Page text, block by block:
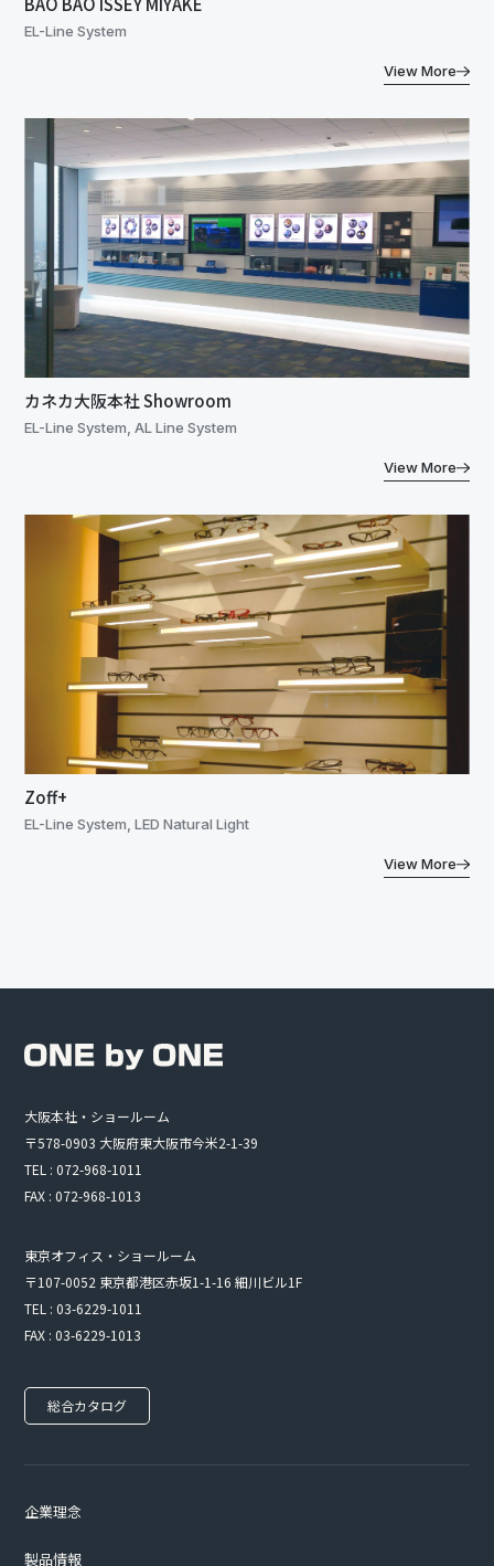
EL-Line System
View More
カネカ大阪本社 Showroom
EL-Line System, AL Line System
View More
Zoff+
EL-Line System, LED Natural Light
View More
大阪本社・ショールーム
〒578-0903 大阪府東大阪市今米2-1-39
TEL : 072-968-1011
FAX : 072-968-1013
東京オフィス・ショールーム
〒107-0052 東京都港区赤坂1-1-16 細川ビル1F
TEL : 03-6229-1011
FAX : 03-6229-1013
総合カタログ
企業理念
製品情報